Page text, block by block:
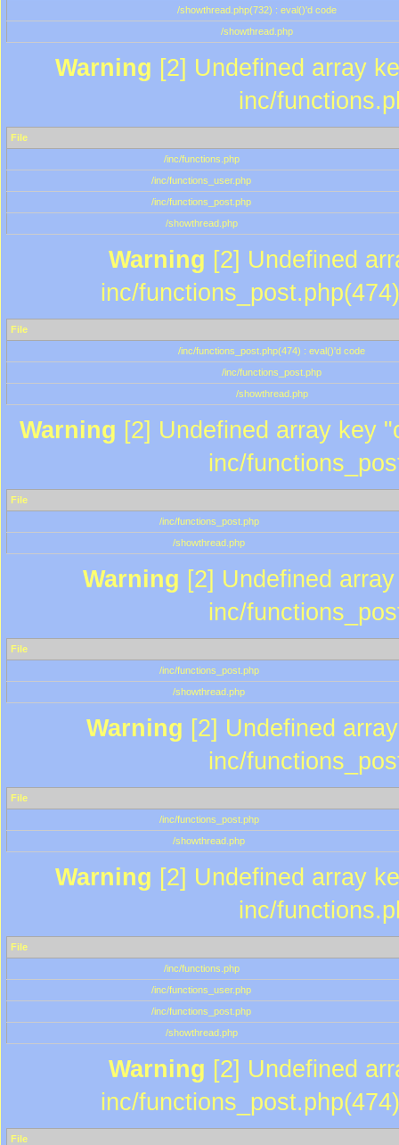
/showthread.php(732) : eval()'d code
/showthread.php
Warning [2] Undefined array
inc/
File
/inc/functions.php
/inc/functions_user.php
/inc/functions_post.php
/showthread.php
Warning [2] Undefined
inc/
File
/inc/functions_post.php(474) : eval()'d code
/inc/functions_post.php
/showthread.php
Warning [2] Undefined array key
inc/
File
/inc/functions_post.php
/showthread.php
Warning [2] Undefined
inc/
File
/inc/functions_post.php
/showthread.php
Warning [2] Undefined
inc/
File
/inc/functions_post.php
/showthread.php
Warning [2] Undefined array
inc/
File
/inc/functions.php
/inc/functions_user.php
/inc/functions_post.php
/showthread.php
Warning [2] Undefined
inc/
File